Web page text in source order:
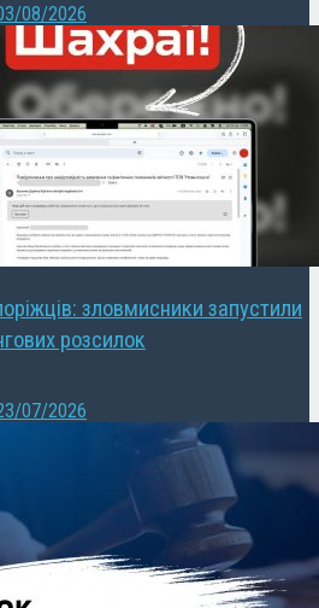
08/2026
зловмисники запустили
розсилок
07/2026